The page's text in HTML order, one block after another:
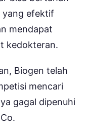
yang efektif
mendapat
kedokteran.
Biogen telah
mencari
gagal dipenuhi